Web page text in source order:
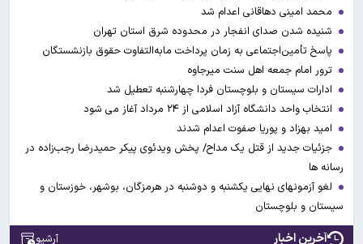
محمد امینی دهاقانی اعدام شد
شنیده شدن صدای انفجار در محدوده شرق استان تهران
پاسخ تأمین‌اجتماعی به زمان پرداخت مابه‌التفاوت حقوق بازنشستگان
ترور امام جمعه اهل سنت میرجاوه
ادارات سیستان و بلوچستان فردا چهارشنبه تعطیل شد
انتخاب واحد دانشگاه آزاد اسلامی از ۲۴ مرداد آغاز می شود
امید بهزاد و پوریا صفوت اعدام شدند
جزئیات جدید از قتل یک مداح/ پخش ویدئوی پیکر حمیدرضا رجب‌زاده در
رسانه ها
لغو آزمونهای نهایی یکشنبه و دوشنبه در هرمزگان، بوشهر، خوزستان و
سیستان و بلوچستان
آخرین اخبار آرشیو